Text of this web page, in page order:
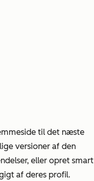
til det næste
versioner af den
eller opret smart
af deres profil.